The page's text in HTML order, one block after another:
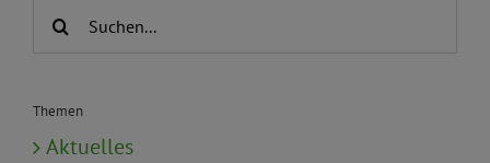
Suche
Themen
Aktuelles